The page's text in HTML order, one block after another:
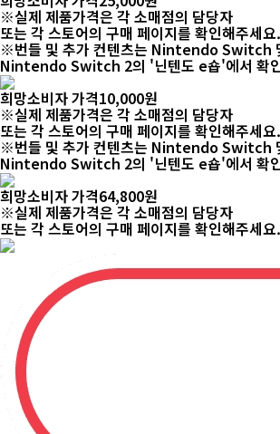
※실제 제품가격은 각 소매점의 담당자
또는 각 스토어의 구매 페이지를 확인해주세요.
※번들 및 추가 컨텐츠는 Nintendo Switch
Nintendo Switch 2의 '닌텐도 e숍'에서 확
희망소비자 가격10,000원
※실제 제품가격은 각 소매점의 담당자
또는 각 스토어의 구매 페이지를 확인해주세요.
※번들 및 추가 컨텐츠는 Nintendo Switch
Nintendo Switch 2의 '닌텐도 e숍'에서 확
희망소비자 가격64,800원
※실제 제품가격은 각 소매점의 담당자
또는 각 스토어의 구매 페이지를 확인해주세요.